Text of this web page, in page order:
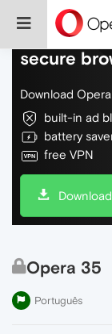
Do more
secure
Download
built-in ad
battery
free VPN
Opera 35
Português